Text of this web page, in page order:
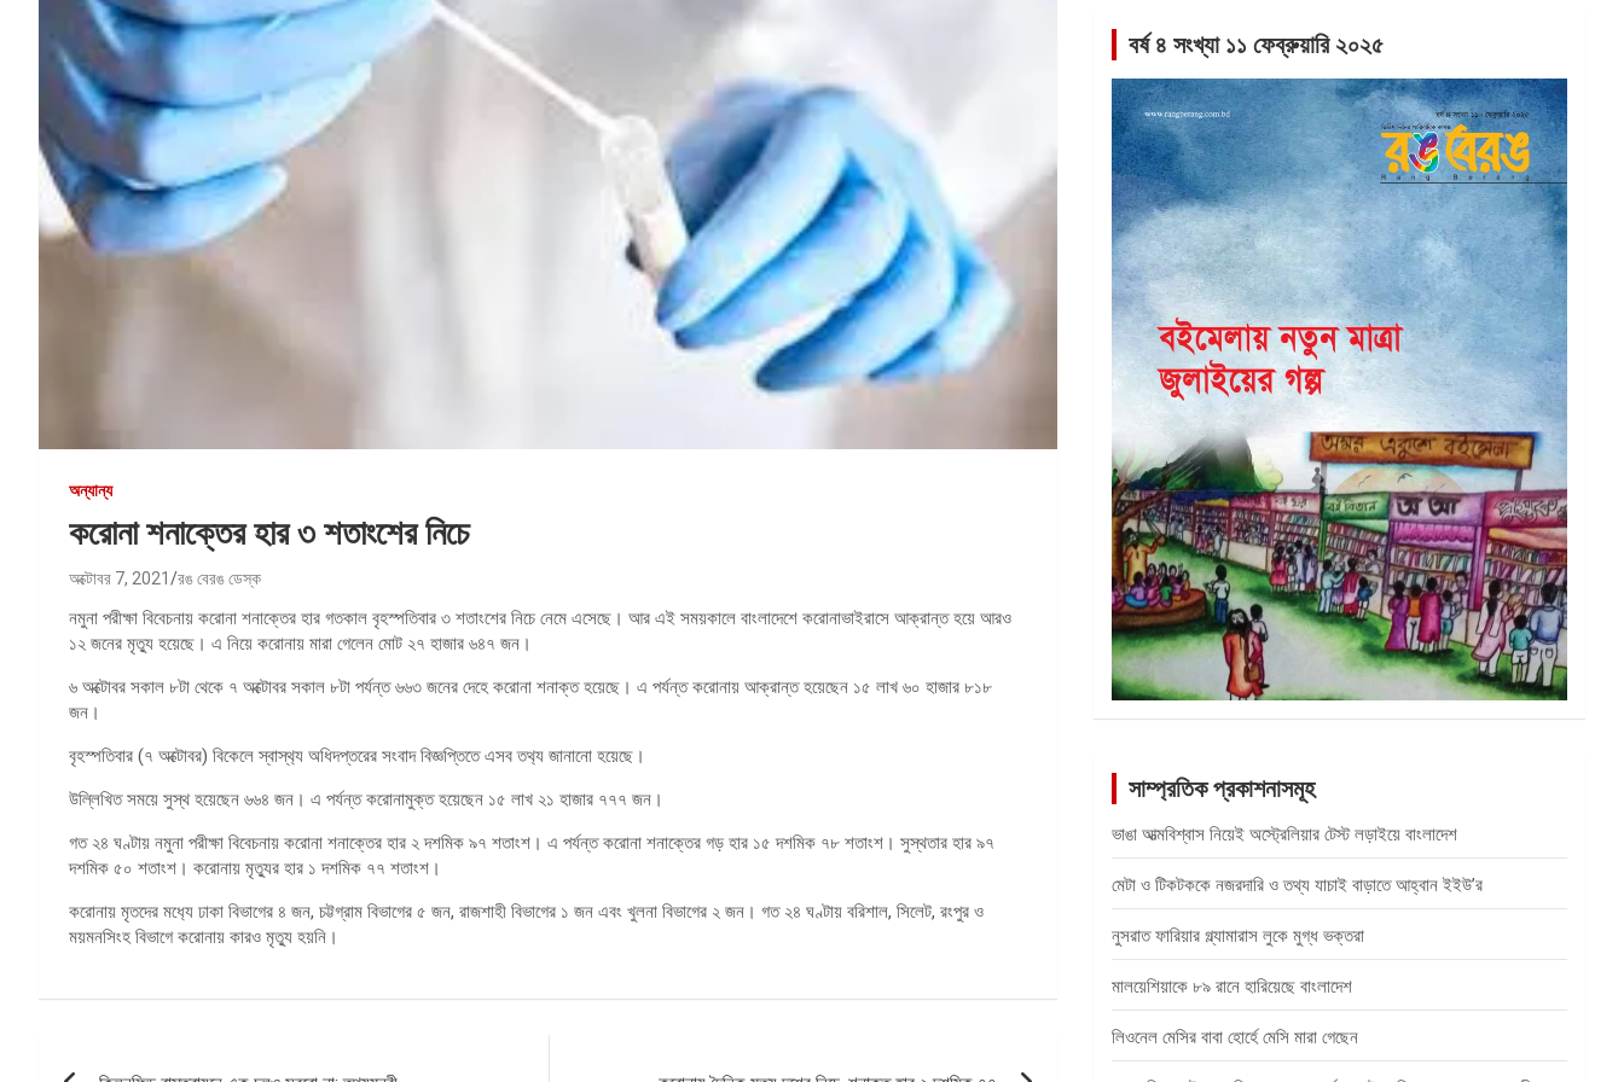
অন্যান্য
করোনা শনাক্তের হার ৩ শতাংশের নিচে
অক্টোবর 7, 2021 রঙ বেরঙ ডেস্ক
নমুনা পরীক্ষা বিবেচনায় করোনা শনাক্তের হার গতকাল বৃহস্পতিবার ৩ শতাংশের নিচে নেমে এসেছে। আর এই সময়কালে বাংলাদেশে করোনাভাইরাসে আক্রান্ত হয়ে আরও
১২ জনের মৃত‌্যু হয়েছে। এ নিয়ে করোনায় মারা গেলেন মোট ২৭ হাজার ৬৪৭ জন।
৬ অক্টোবর সকাল ৮টা থেকে ৭ অক্টোবর সকাল ৮টা পর্যন্ত ৬৬৩ জনের দেহে করোনা শনাক্ত হয়েছে। এ পর্যন্ত করোনায় আক্রান্ত হয়েছেন ১৫ লাখ ৬০ হাজার ৮১৮
জন।
বৃহস্পতিবার (৭ অক্টোবর) বিকেলে স্বাস্থ‌্য অধিদপ্তরের সংবাদ বিজ্ঞপ্তিতে এসব তথ‌্য জানানো হয়েছে।
উল্লিখিত সময়ে সুস্থ হয়েছেন ৬৬৪ জন। এ পর্যন্ত করোনামুক্ত হয়েছেন ১৫ লাখ ২১ হাজার ৭৭৭ জন।
গত ২৪ ঘণ্টায় নমুনা পরীক্ষা বিবেচনায় করোনা শনাক্তের হার ২ দশমিক ৯৭ শতাংশ। এ পর্যন্ত করোনা শনাক্তের গড় হার ১৫ দশমিক ৭৮ শতাংশ। সুস্থতার হার ৯৭
দশমিক ৫০ শতাংশ। করোনায় মৃত‌্যুর হার ১ দশমিক ৭৭ শতাংশ।
করোনায় মৃতদের মধ‌্যে ঢাকা বিভাগের ৪ জন, চট্টগ্রাম বিভাগের ৫ জন, রাজশাহী বিভাগের ১ জন এবং খুলনা বিভাগের ২ জন। গত ২৪ ঘণ্টায় বরিশাল, সিলেট, রংপুর ও
ময়মনসিংহ বিভাগে করোনায় কারও মৃত‌্যু হয়নি।
বর্ষ ৪ সংখ্যা ১১ ফেব্রুয়ারি ২০২৫
সাম্প্রতিক প্রকাশনাসমূহ
ভাঙা আত্মবিশ্বাস নিয়েই অস্ট্রেলিয়ার টেস্ট লড়াইয়ে বাংলাদেশ
মেটা ও টিকটককে নজরদারি ও তথ্য যাচাই বাড়াতে আহ্বান ইইউ’র
নুসরাত ফারিয়ার গ্ল্যামারাস লুকে মুগ্ধ ভক্তরা
মালয়েশিয়াকে ৮৯ রানে হারিয়েছে বাংলাদেশ
লিওনেল মেসির বাবা হোর্হে মেসি মারা গেছেন